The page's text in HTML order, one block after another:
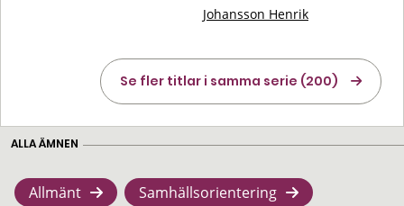
Johansson Henrik
Se fler titlar i samma serie (200)
ALLA ÄMNEN
Allmänt Samhällsorientering